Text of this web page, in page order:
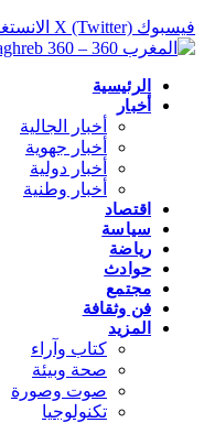
فيسبوك X (Twitter)
الرئيسية
أخبار
أخبار الجالية
أخبار جهوية
أخبار دولية
أخبار وطنية
اقتصاد
سياسة
رياضة
حوادث
مجتمع
فن وثقافة
المزيد
كتاب وآراء
صحة وبيئة
صوت وصورة
تكنولوجيا